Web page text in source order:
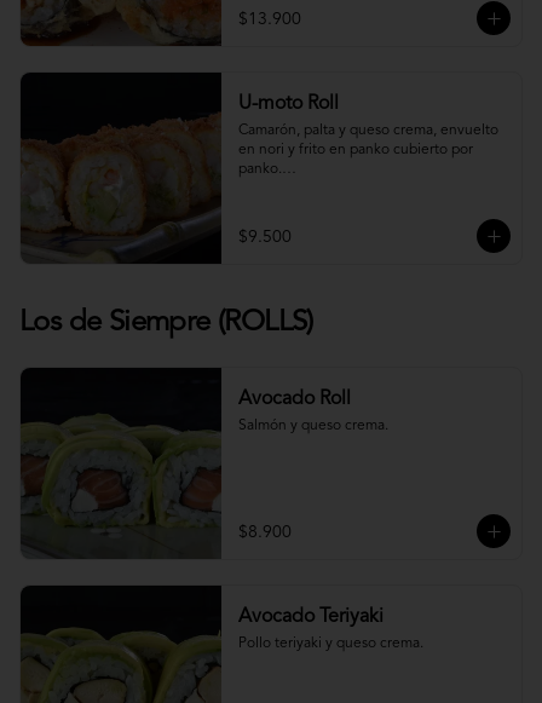
$13.900
U-moto Roll
Camarón, palta y queso crema, envuelto
en nori y frito en panko cubierto por
panko.
$9.500
Los de Siempre (ROLLS)
Avocado Roll
Salmón y queso crema.
$8.900
Avocado Teriyaki
Pollo teriyaki y queso crema.